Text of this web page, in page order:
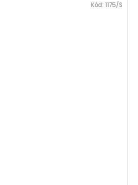
Kód: 1175/S